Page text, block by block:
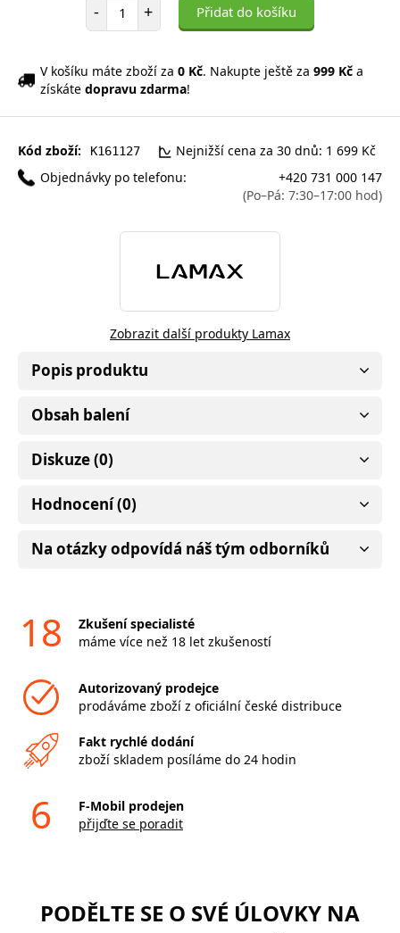
- + Přidat do košíku
V košíku máte zboží za 0 Kč. Nakupte ještě za 999 Kč a
získáte dopravu zdarma!
Kód zboží: K161127
Nejnižší cena za 30 dnů: 1 699 Kč
Objednávky po telefonu:
+420 731 000 147
(Po–Pá: 7:30–17:00 hod)
Zobrazit další produkty Lamax
Popis produktu
Obsah balení
Diskuze (0)
Hodnocení (0)
Na otázky odpovídá náš tým odborníků
18
Zkušení specialisté
máme více než 18 let zkušeností
Autorizovaný prodejce
prodáváme zboží z oficiální české distribuce
Fakt rychlé dodání
zboží skladem posíláme do 24 hodin
6
F-Mobil prodejen
přijďte se poradit
PODĚLTE SE O SVÉ ÚLOVKY NA